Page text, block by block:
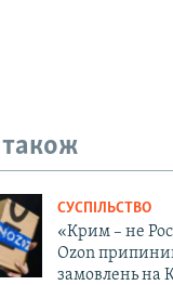
СУСПІЛЬСТВО
«Крим – не
Ozon
замовлень на